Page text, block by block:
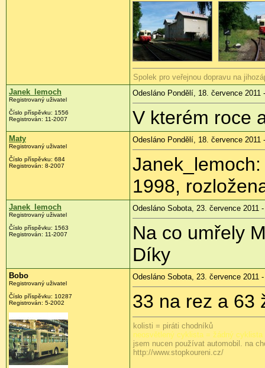
Spolek pro veřejnou dopravu na
Janek_lemoch
Registrovaný uživatel
Číslo příspěvku: 1556
Registrován: 11-2007
Odesláno Pondělí, 18. července 2011
V kterém roce
Maty
Registrovaný uživatel
Číslo příspěvku: 684
Registrován: 8-2007
Odesláno Pondělí, 18. července 2011
1998,
Janek_lemoch
Registrovaný uživatel
Číslo příspěvku: 1563
Registrován: 11-2007
Odesláno Sobota, 23. července 2011
Na co umřely
Díky
Bobo
Registrovaný uživatel
Číslo příspěvku: 10287
Registrován: 5-2002
Odesláno Sobota, 23. července 2011
33 na rez a 63
kolisti = piráti chodníků
neosvětlený cyklista = žádný cyklista
jsem nucen používat automobil. na
http://www.stopkoureni.cz/